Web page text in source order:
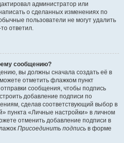
администратор или
о сделанных изменениях по
пользователи не могут удалить
ответил.
сообщению?
вы должны сначала создать её в
отметить флажком пункт
сообщения, чтобы подпись
добавление подписи по
сделав соответствующий выбор в
пункта «Личные настройки» в личном
отменить добавление подписи в
Присоединить подпись в форме